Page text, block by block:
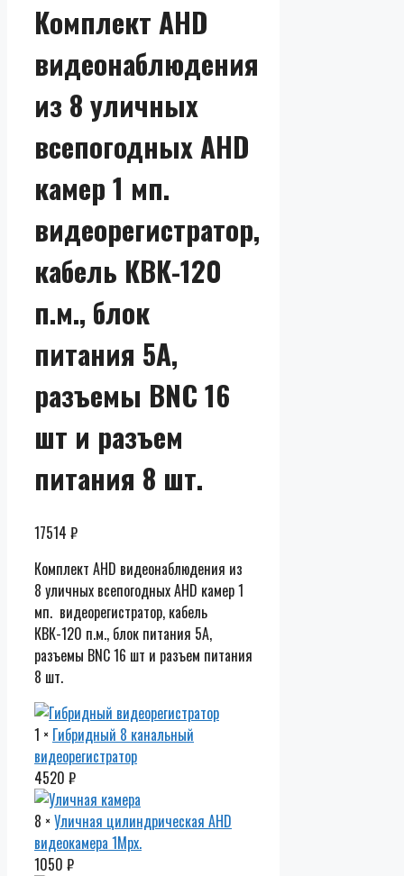
Комплект AHD
видеонаблюдения
из 8 уличных
всепогодных AHD
камер 1 мп.
видеорегистратор,
кабель КВК-120
п.м., блок
питания 5А,
разъемы BNC 16
шт и разъем
питания 8 шт.
17514 ₽
Комплект AHD видеонаблюдения из
8 уличных всепогодных AHD камер 1
мп. видеорегистратор, кабель
КВК-120 п.м., блок питания 5А,
разъемы BNC 16 шт и разъем питания
8 шт.
1 × Гибридный 8 канальный
видеорегистратор
4520 ₽
8 ×Уличная цилиндрическая AHD
видеокамера 1Mpx.
1050 ₽